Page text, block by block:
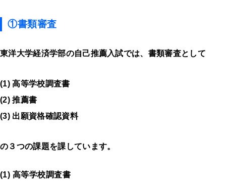
①書類審査
東洋大学経済学部の自己推薦入試では、書類審査として
(1) 高等学校調査書
(2) 推薦書
(3) 出願資格確認資料
の ３ つの課題を課しています。
(1) 高等学校調査書